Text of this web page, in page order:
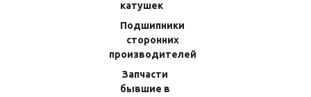
Одежда и экипировка
Оборудование для катеров
катушек
Подшипники
сторонних
производителей
Запчасти
бывшие в